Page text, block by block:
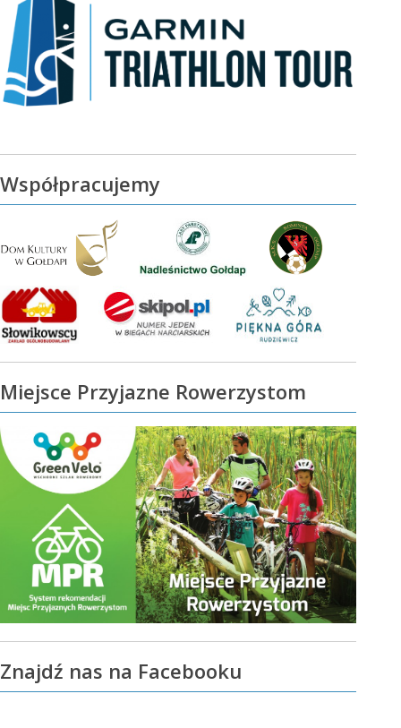
Współpracujemy
Miejsce Przyjazne Rowerzystom
Znajdź nas na Facebooku